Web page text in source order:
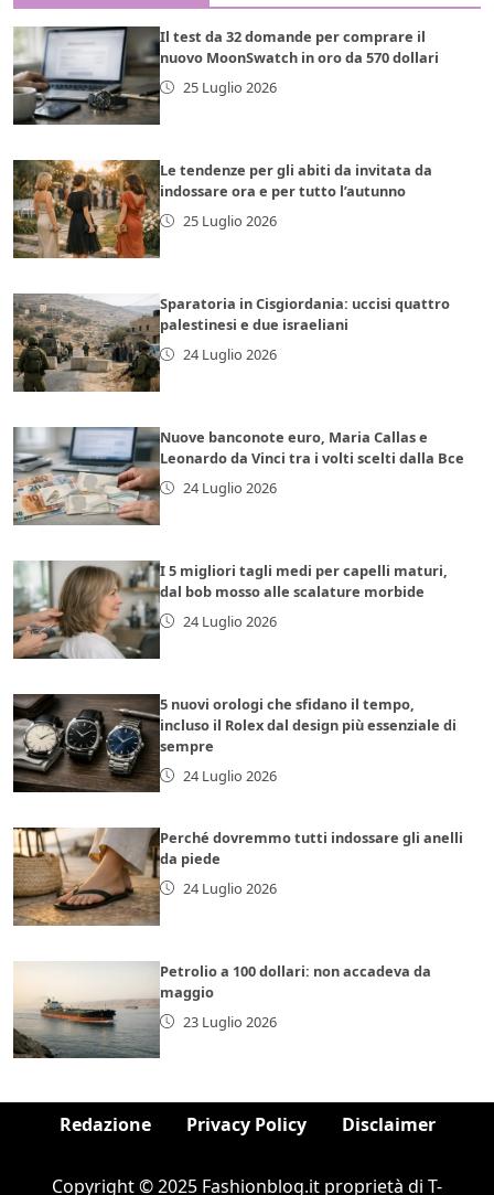
Il test da 32 domande per comprare il
nuovo MoonSwatch in oro da 570 dollari
25 Luglio 2026
Le tendenze per gli abiti da invitata da
indossare ora e per tutto l’autunno
25 Luglio 2026
Sparatoria in Cisgiordania: uccisi quattro
palestinesi e due israeliani
24 Luglio 2026
Nuove banconote euro, Maria Callas e
Leonardo da Vinci tra i volti scelti dalla Bce
24 Luglio 2026
I 5 migliori tagli medi per capelli maturi,
dal bob mosso alle scalature morbide
24 Luglio 2026
5 nuovi orologi che sfidano il tempo,
incluso il Rolex dal design più essenziale di
sempre
24 Luglio 2026
Perché dovremmo tutti indossare gli anelli
da piede
24 Luglio 2026
Petrolio a 100 dollari: non accadeva da
maggio
23 Luglio 2026
Redazione Privacy Policy Disclaimer
Copyright © 2025 Fashionblog.it proprietà di T-